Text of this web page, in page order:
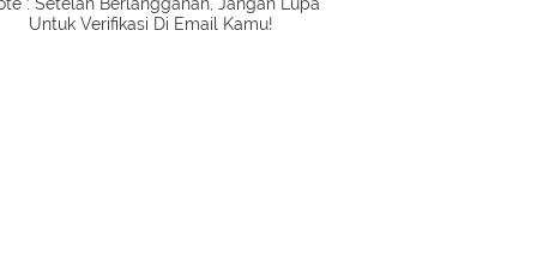
Untuk Verifikasi Di Email Kamu!